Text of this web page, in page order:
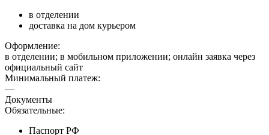
в отделении
доставка на дом курьером
Оформление:
в отделении; в мобильном приложении; онлайн заявка через
официальный сайт
Минимальный платеж:
—
Документы
Обязательные:
Паспорт РФ